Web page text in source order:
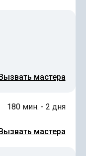
Вызвать мастера
180 мин. - 2 дня
Вызвать мастера